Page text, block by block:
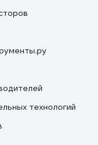
технологий